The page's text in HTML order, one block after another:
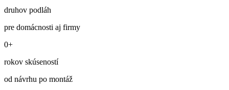
druhov podláh
pre domácnosti aj firmy
0+
rokov skúseností
od návrhu po montáž